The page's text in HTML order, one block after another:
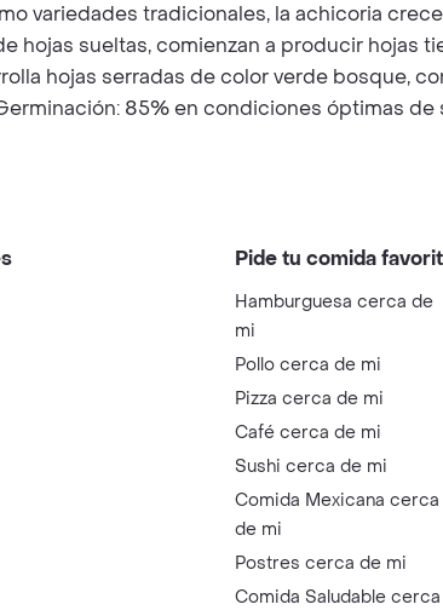
variedades tradicionales, la achicoria
hojas sueltas, comienzan a producir hojas
hojas serradas de color verde bosque,
85% en condiciones óptimas de
Pide tu comida
Hamburguesa cerca de
mi
Pollo cerca de mi
Pizza cerca de mi
Café cerca de mi
Sushi cerca de mi
Comida Mexicana cerca
de mi
Postres cerca de mi
Comida Saludable cerca